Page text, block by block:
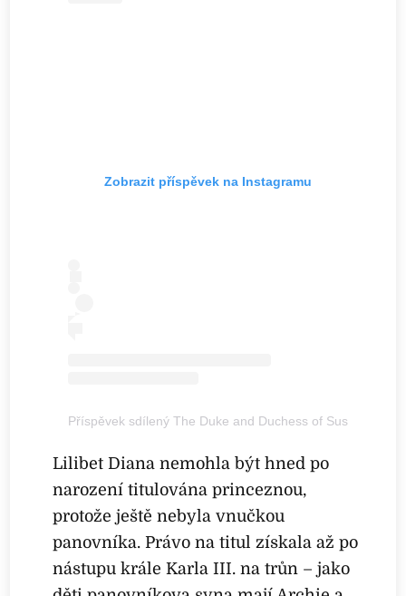
Zobrazit příspěvek na Instagramu
Příspěvek sdílený The Duke and Duchess of Sussex
Lilibet Diana nemohla být hned po
narození titulována princeznou,
protože ještě nebyla vnučkou
panovníka. Právo na titul získala až po
nástupu krále Karla III. na trůn – jako